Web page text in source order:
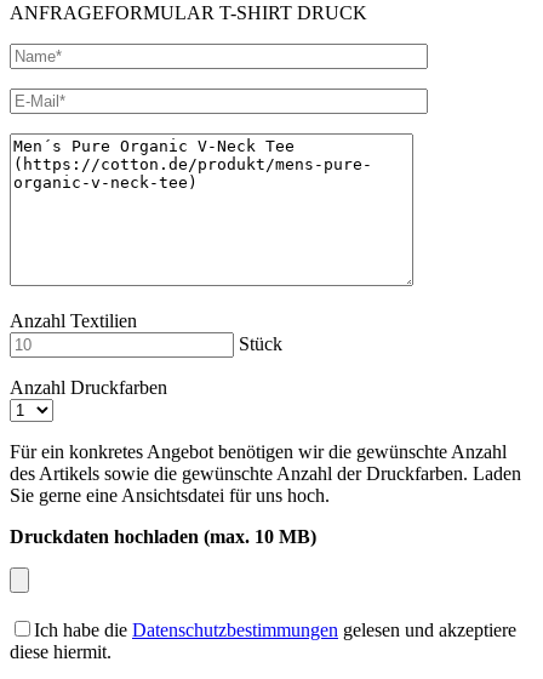
ANFRAGEFORMULAR T-SHIRT DRUCK
Anzahl Textilien
Stück
Anzahl Druckfarben
Für ein konkretes Angebot benötigen wir die gewünschte Anzahl
des Artikels sowie die gewünschte Anzahl der Druckfarben. Laden
Sie gerne eine Ansichtsdatei für uns hoch.
Druckdaten hochladen (max. 10 MB)
Ich habe die Datenschutzbestimmungen gelesen und akzeptiere
diese hiermit.